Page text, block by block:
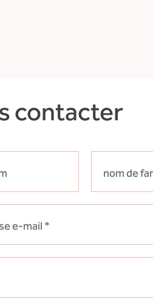
contacter
nom de
e-mail *